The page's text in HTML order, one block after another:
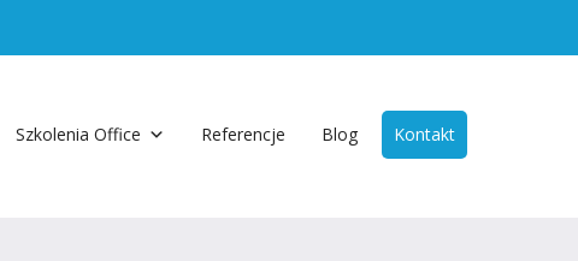
Szkolenia Office Referencje Blog Kontakt